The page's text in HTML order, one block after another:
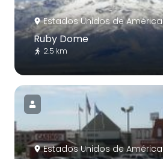
Estados Unidos de América
Ruby Dome
2.5 km
Estados Unidos de América